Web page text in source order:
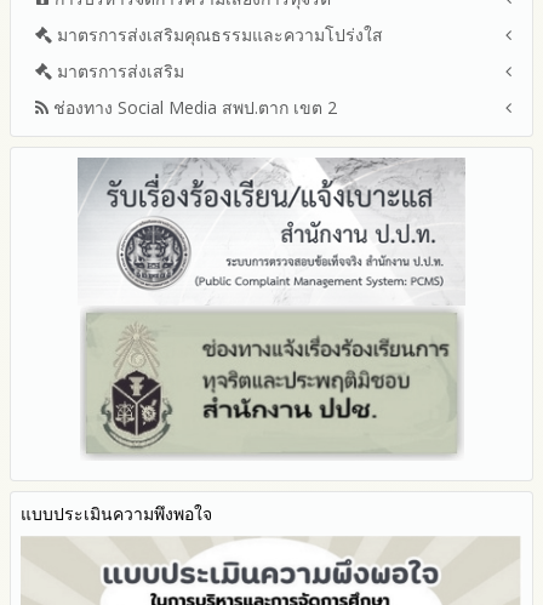
ข่าวสารพัฒนาสำนักงานเกี่ยวข้องกับแนวทางส่งเสริมความ
ปีงบประมาณ 2567
ปีงบประมาณ 2566
รายงานผลการดำเนินงานประจำปี
รายงานผลปี 2568
รายงานผลปี 2567
รายงานผลปี 2566
รายงานผลปี 2565
รายงานผลปี 2564
คู่มือหรือแนวทางการปฏิบัติงานของเจ้าหน้าที่
คู่มือหรือแนวทางการขอรับบริการสำหรับผู้รับบริการหรือผู้มา
ระบบการให้บริการผ่านช่องทางออนไลน์ (E-Service)
My Office
My School
SL-WEB
BRSS
ACC Tak2
ข้อมูลสถิติการให้บริการ
เขตพื้นที่การศึกษา ประจำปีงบประมาณ พ.ศ. 2568
รายงานผลการบริหารและพัฒนาทรัพยากรบุคคลประจำ
ปีงบประมาณ
ประมวลจริยธรรมและการขับเคลื่อนจริยธรรม
ช่องทางแจ้งเรื่องร้องเรียนการทุจริตและประพฤติมิชอบ
ข้อมูลสถิติเรื่องร้องเรียนการทุจริตและประพฤติมิชอบ ประจำ
ปีงบประมาณ
การเปิดโอกาสให้มีส่วนร่วมในการดำเนินงานปีงบประมาณ
การขับเคลื่อนนโยบาย No Gift Policy จากการปฏิบัติหน้าที่และ
การเสริมสร้างรู้เกี่ยวกับหลักเกณฑ์การรับทรัพย์สินหรือประโยชน์อื่น
ใดโดยธรรมจรรยาของเจ้าพนักงานของรัฐ
การประเมินความเสี่ยงการทุจริต ในสำนักงานเขตพื้นที่การศึกษา
ประจำปีงบประมาณ
รายงานผลการดำเนินการตามแผนบริหารจัดการความเสี่ยงการ
ทุจริตของสำนักงานเขตพื้นที่การศึกษา ประจำงบประมาณ
มาตรการส่งเสริมคุณธรรมและความโปร่งใส
แผนปฏิบัติการป้องกันการทุจริตประจำปีงบประมาณ
2569
2568
2567
2566
2565
รายงานผลการดำเนินการป้องกันการทุจริตประจำปี
2568
2565
2564
2563
รายงานการกำกับติดตาม
มาตรการส่งเสริมคุณธรรมและความโปร่งใสภายใน สพท.
การนำผลการประเมิน ITA ไปสู่การพัฒนาองค์กร
รายงานผลการดำเนินการเพื่อส่งเสริมคุณธรรมและความโปร่งใส
ภายใน สพท. ประจำปีงบประมาณ
มาตรการส่งเสริม
มาตรการเผยแพร่ข้อมูลต่อสาธารณะ
มาตรการส่งเสริมความโปร่งใสในการจัดซื้อจัดจ้าง
มาตราการจัดการเรื่องร้องเรียนการทุจริต
มาตรการป้องกันการรับสินบน
มาตรการป้องกันการขัดกันระหว่างผลประโยชน์ส่วนตนกับส่วนรวม
มาตรการตรวจสอบการใช้ดุลพินิจ
มาตราการให้ผู้มีส่วนได้ส่วนเสียมีส่วนร่วม
ช่องทาง Social Media สพป.ตาก เขต 2
Q&A / ชมเชย / เสนอแนะ
Facebook เพจ สพป.ตาก 2
Youtube ช่อง สพป.ตาก เขต 2
Youtube เรื่องเล่าข่าวตาก 2
แบบประเมินความพึงพอใจ